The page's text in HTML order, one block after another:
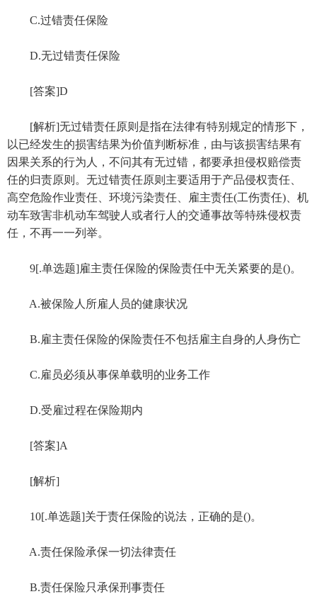
C.过错责任保险
D.无过错责任保险
[答案]D
[解析]无过错责任原则是指在法律有特别规定的情形下，
以已经发生的损害结果为价值判断标准，由与该损害结果有
因果关系的行为人，不问其有无过错，都要承担侵权赔偿责
任的归责原则。无过错责任原则主要适用于产品侵权责任、
高空危险作业责任、环境污染责任、雇主责任(工伤责任)、机
动车致害非机动车驾驶人或者行人的交通事故等特殊侵权责
任，不再一一列举。
9[.单选题]雇主责任保险的保险责任中无关紧要的是()。
A.被保险人所雇人员的健康状况
B.雇主责任保险的保险责任不包括雇主自身的人身伤亡
C.雇员必须从事保单载明的业务工作
D.受雇过程在保险期内
[答案]A
[解析]
10[.单选题]关于责任保险的说法，正确的是()。
A.责任保险承保一切法律责任
B.责任保险只承保刑事责任